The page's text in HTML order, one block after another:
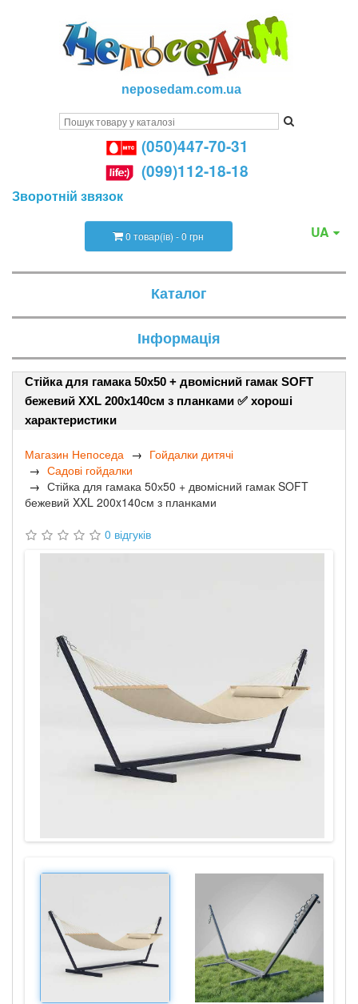
neposedam.com.ua
(050)447-70-31
(099)112-18-18
Зворотній звязок
UA
0 товар(ів) - 0 грн
Каталог
Інформація
Стійка для гамака 50х50 + двомісний гамак SOFT
бежевий XXL 200x140см з планками ✅ хороші
характеристики
Магазин Непоседа
Гойдалки дитячі
Садові гойдалки
Стійка для гамака 50х50 + двомісний гамак SOFT
бежевий XXL 200x140см з планками
0 відгуків